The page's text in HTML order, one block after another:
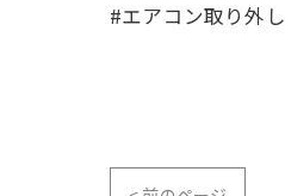
#エアコン取り外し